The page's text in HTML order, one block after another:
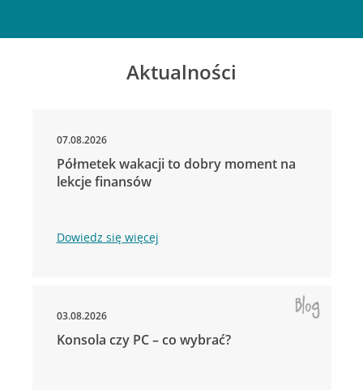
Aktualności
07.08.2026
Półmetek wakacji to dobry moment na
lekcje finansów
Dowiedz się więcej
03.08.2026
Konsola czy PC – co wybrać?